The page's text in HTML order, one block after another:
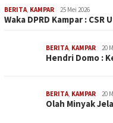
BERITA KAMPAR 25 Mei 2026
Waka DPRD Kampar :
BERITA KAMPAR 20
Hendri Domo :
BERITA KAMPAR 20
Olah Minyak